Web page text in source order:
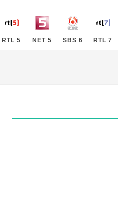
RTL 5 NET 5 SBS 6 RTL 7